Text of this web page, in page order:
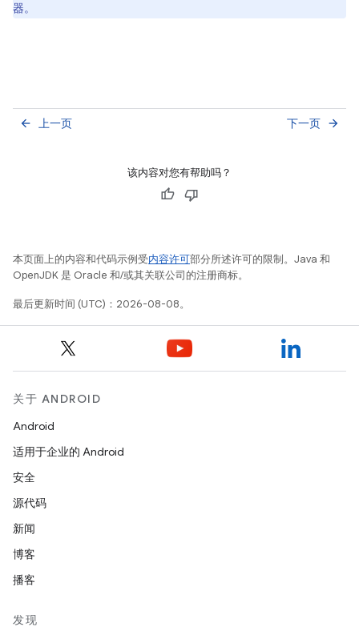
器。
上一页
arrow_back 下一页 arrow_forward
该内容对您有帮助吗？
本页面上的内容和代码示例受内容许可部分所述许可的限制。Java 和
OpenJDK 是 Oracle 和/或其关联公司的注册商标。
最后更新时间 (UTC)：2026-08-08。
关于 ANDROID
Android
适用于企业的 Android
安全
源代码
新闻
博客
播客
发现